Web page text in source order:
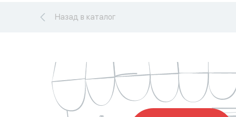
Назад в каталог